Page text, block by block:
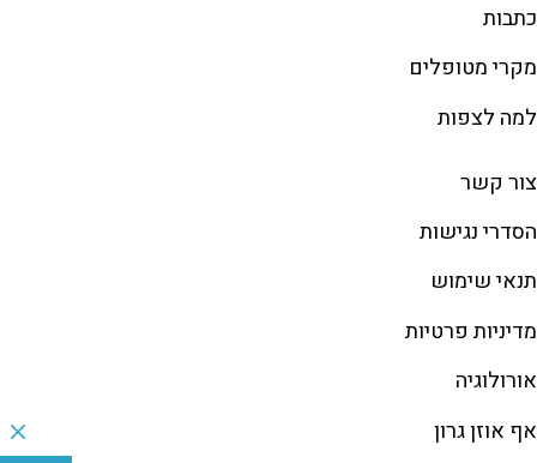
כתבות
מקרי מטופלים
למה לצפות
צור קשר
הסדרי נגישות
תנאי שימוש
מדיניות פרטיות
אורולוגיה
אף אוזן גרון